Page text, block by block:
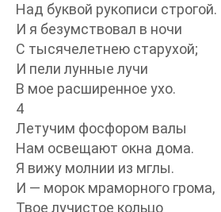
Над буквой рукописи строгой.
И я безумствовал в ночи
С тысячелетнею старухой;
И пели лунные лучи
В мое расширенное ухо.
4
Летучим фосфором валы
Нам освещают окна дома.
Я вижу молнии из мглы.
И — морок мраморного грома,
Твое лучистое кольцо